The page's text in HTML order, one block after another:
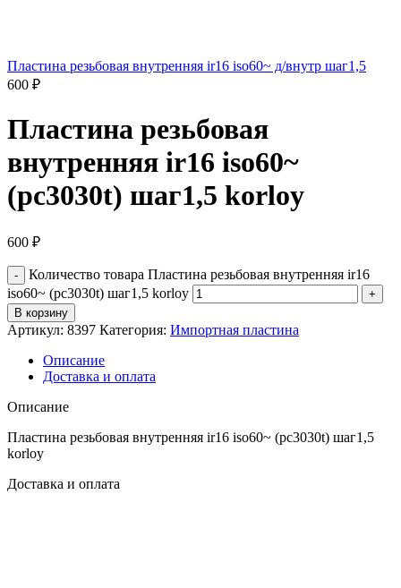
Пластина резьбовая внутренняя ir16 iso60~ д/внутр шаг1,5
600 ₽
Пластина резьбовая
внутренняя ir16 iso60~
(pc3030t) шаг1,5 korloy
600 ₽
Количество товара Пластина резьбовая внутренняя ir16
iso60~ (pc3030t) шаг1,5 korloy
В корзину
Артикул: 8397 Категория: Импортная пластина
Описание
Доставка и оплата
Описание
Пластина резьбовая внутренняя ir16 iso60~ (pc3030t) шаг1,5
korloy
Доставка и оплата